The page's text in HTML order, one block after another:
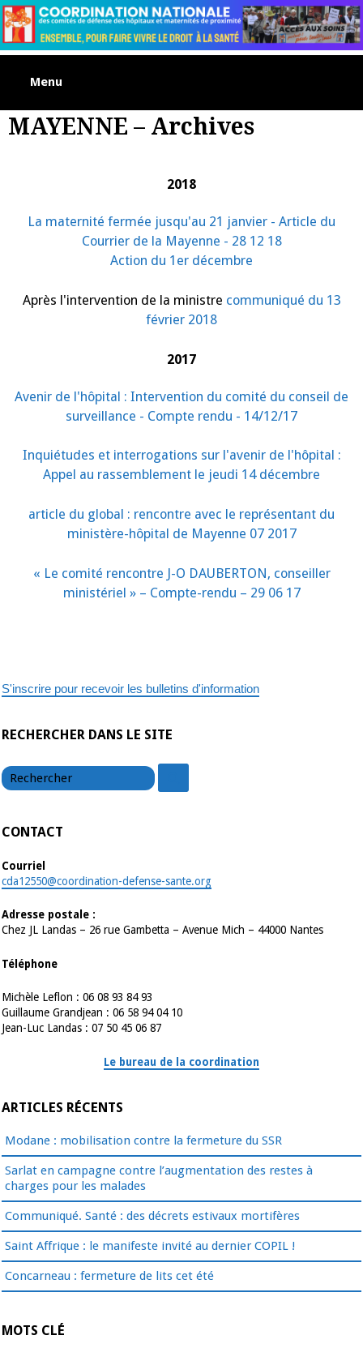
Skip
to
content
Menu
MAYENNE – Archives
2018
La maternité fermée jusqu'au 21 janvier - Article du
Courrier de la Mayenne - 28 12 18
Action du 1er décembre
Après l'intervention de la ministre communiqué du 13
février 2018
2017
Avenir de l'hôpital : Intervention du comité du conseil de
surveillance - Compte rendu - 14/12/17
Inquiétudes et interrogations sur l'avenir de l'hôpital :
Appel au rassemblement le jeudi 14 décembre
article du global : rencontre avec le représentant du
ministère-hôpital de Mayenne 07 2017
« Le comité rencontre J-O DAUBERTON, conseiller
ministériel » – Compte-rendu – 29 06 17
S'inscrire pour recevoir les bulletins d'information
RECHERCHER DANS LE SITE
CONTACT
Courriel
cda12550@coordination-defense-sante.org
Adresse postale :
Chez JL Landas – 26 rue Gambetta – Avenue Mich – 44000 Nantes
Téléphone
Michèle Leflon : 06 08 93 84 93
Guillaume Grandjean : 06 58 94 04 10
Jean-Luc Landas : 07 50 45 06 87
Le bureau de la coordination
ARTICLES RÉCENTS
Modane : mobilisation contre la fermeture du SSR
Sarlat en campagne contre l’augmentation des restes à
charges pour les malades
Communiqué. Santé : des décrets estivaux mortifères
Saint Affrique : le manifeste invité au dernier COPIL !
Concarneau : fermeture de lits cet été
MOTS CLÉ